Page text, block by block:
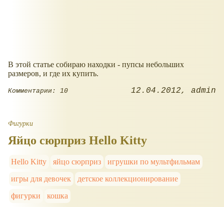
В этой статье собираю находки - пупсы небольших
размеров, и где их купить.
Комментарии: 10 12.04.2012 admin
Фигурки
Яйцо сюрприз Hello Kitty
Hello Kitty яйцо сюрприз
игрушки по мультфильмам
игры для девочек
детское коллекционирование
фигурки
кошка